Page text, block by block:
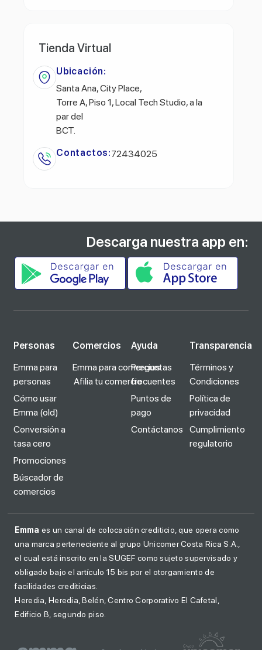
Tienda Virtual
Ubicación:
Santa Ana, City Place,
Torre A, Piso 1, Local Tech Studio, a la
par del
BCT.
Contactos:72434025
Descarga nuestra app en:
Personas
Emma para
personas
Cómo usar
Emma (old)
Conversión a
tasa cero
Promociones
Búscador de
comercios
Comercios
Emma para comercios
Afilia tu comercio
Ayuda
Preguntas
frecuentes
Puntos de
pago
Contáctanos
Transparencia
Términos y
Condiciones
Política de
privacidad
Cumplimiento
regulatorio
Emma es un canal de colocación crediticio, que opera como
una marca perteneciente al grupo Unicomer Costa Rica S.A.,
el cual está inscrito en la SUGEF como sujeto supervisado y
obligado bajo el artículo 15 bis por el otorgamiento de
facilidades crediticias.
Heredia, Heredia, Belén, Centro Corporativo El Cafetal,
Edificio B, segundo piso.